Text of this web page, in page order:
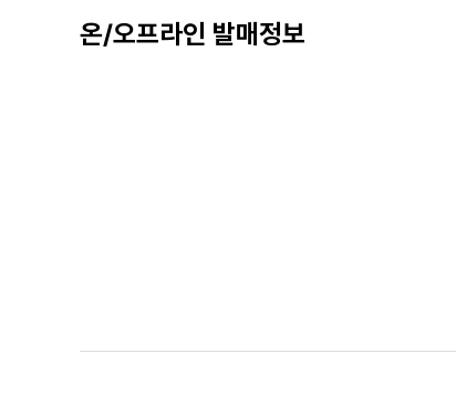
온/오프라인 발매정보